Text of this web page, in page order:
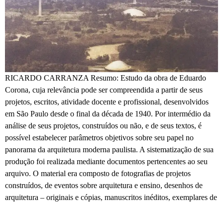
RICARDO CARRANZA Resumo: Estudo da obra de Eduardo
Corona, cuja relevância pode ser compreendida a partir de seus
projetos, escritos, atividade docente e profissional, desenvolvidos
em São Paulo desde o final da década de 1940. Por intermédio da
análise de seus projetos, construídos ou não, e de seus textos, é
possível estabelecer parâmetros objetivos sobre seu papel no
panorama da arquitetura moderna paulista. A sistematização de sua
produção foi realizada mediante documentos pertencentes ao seu
arquivo. O material era composto de fotografias de projetos
construídos, de eventos sobre arquitetura e ensino, desenhos de
arquitetura – originais e cópias, manuscritos inéditos, exemplares de